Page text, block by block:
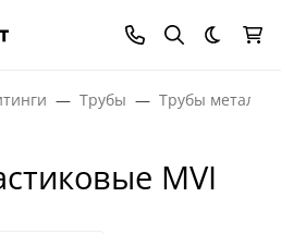
Темная
Трубы Трубы
MVI